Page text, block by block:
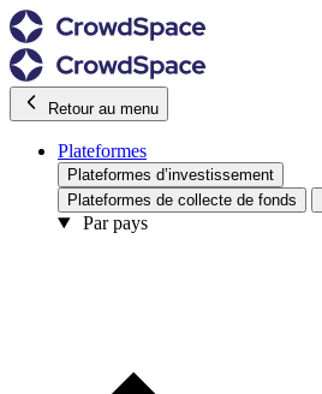
Retour au menu
Plateformes
Plateformes d’investissement
Plateformes de collecte de fonds
Par pays